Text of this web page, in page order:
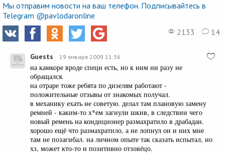
Мы отправим новости на ваш телефон. Подписывайтесь в
Telegram @pavlodaronline
2133
14
Guests 19 января 2009 11:36
на камкоре вроде специ есть, но к ним ни разу не
обращался.
на отраре тоже ребята по дизелям работают -
положительные отзывы от знакомых получал.
в механику ехать не советую. делал там плановую замену
ремней - каким-то х*ем загнули шкив, в следствии чего
новый ремень на кондиционер размахратило в драбадан.
хорошо ещё что размахратило, а не лопнул он и них мне
там не позагибал. на личном опыте так сказать испытал, но
хз, может кто-то и позитивно отзовёцо.